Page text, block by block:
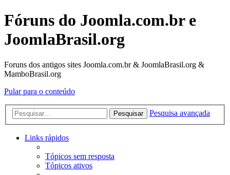
Fóruns do Joomla.com.br e
JoomlaBrasil.org
Foruns dos antigos sites Joomla.com.br & JoomlaBrasil.org &
MamboBrasil.org
Pular para o conteúdo
Pesquisar Pesquisa avançada
Links rápidos
Tópicos sem resposta
Tópicos ativos